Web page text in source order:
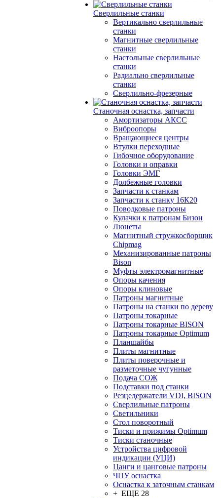
Сверлильные станки
Вертикально сверлильные
станки
Магнитные сверлильные
станки
Настольные сверлильные
станки
Радиально сверлильные
станки
Сверлильно-фрезерные
Станочная оснастка, запчасти
Амортизаторы АКСС
Виброопоры
Вращающиеся центры
Втулки переходные
Гибочное оборудование
Головки и оправки
Головки ЭМГ
Долбежные головки
Запчасти к станкам
Запчасти к станку 16К20
Поводковые патроны
Кулачки к патронам Бизон
Люнеты
Магнитный стружкосборщик
Chipmag
Механизированные патроны
Bison
Муфты электромагнитные
Опоры качения
Опоры клиновые
Патроны магнитные
Патроны на станки по дереву
Патроны токарные
Патроны токарные BISON
Патроны токарные Optimum
Планшайбы
Плиты магнитные
Плиты поверочные и
разметочные чугунные
Подача СОЖ
Подставки под станки
Резцедержатели VDI, BISON
Сверлильные патроны
Светильники
Стол поворотный
Тиски и прижимы Optimum
Тиски станочные
Устройства цифровой
индикации (УЦИ)
Цанги и цанговые патроны
ЧПУ оснастка
Оснастка к заточным станкам
+ ЕЩЕ 28